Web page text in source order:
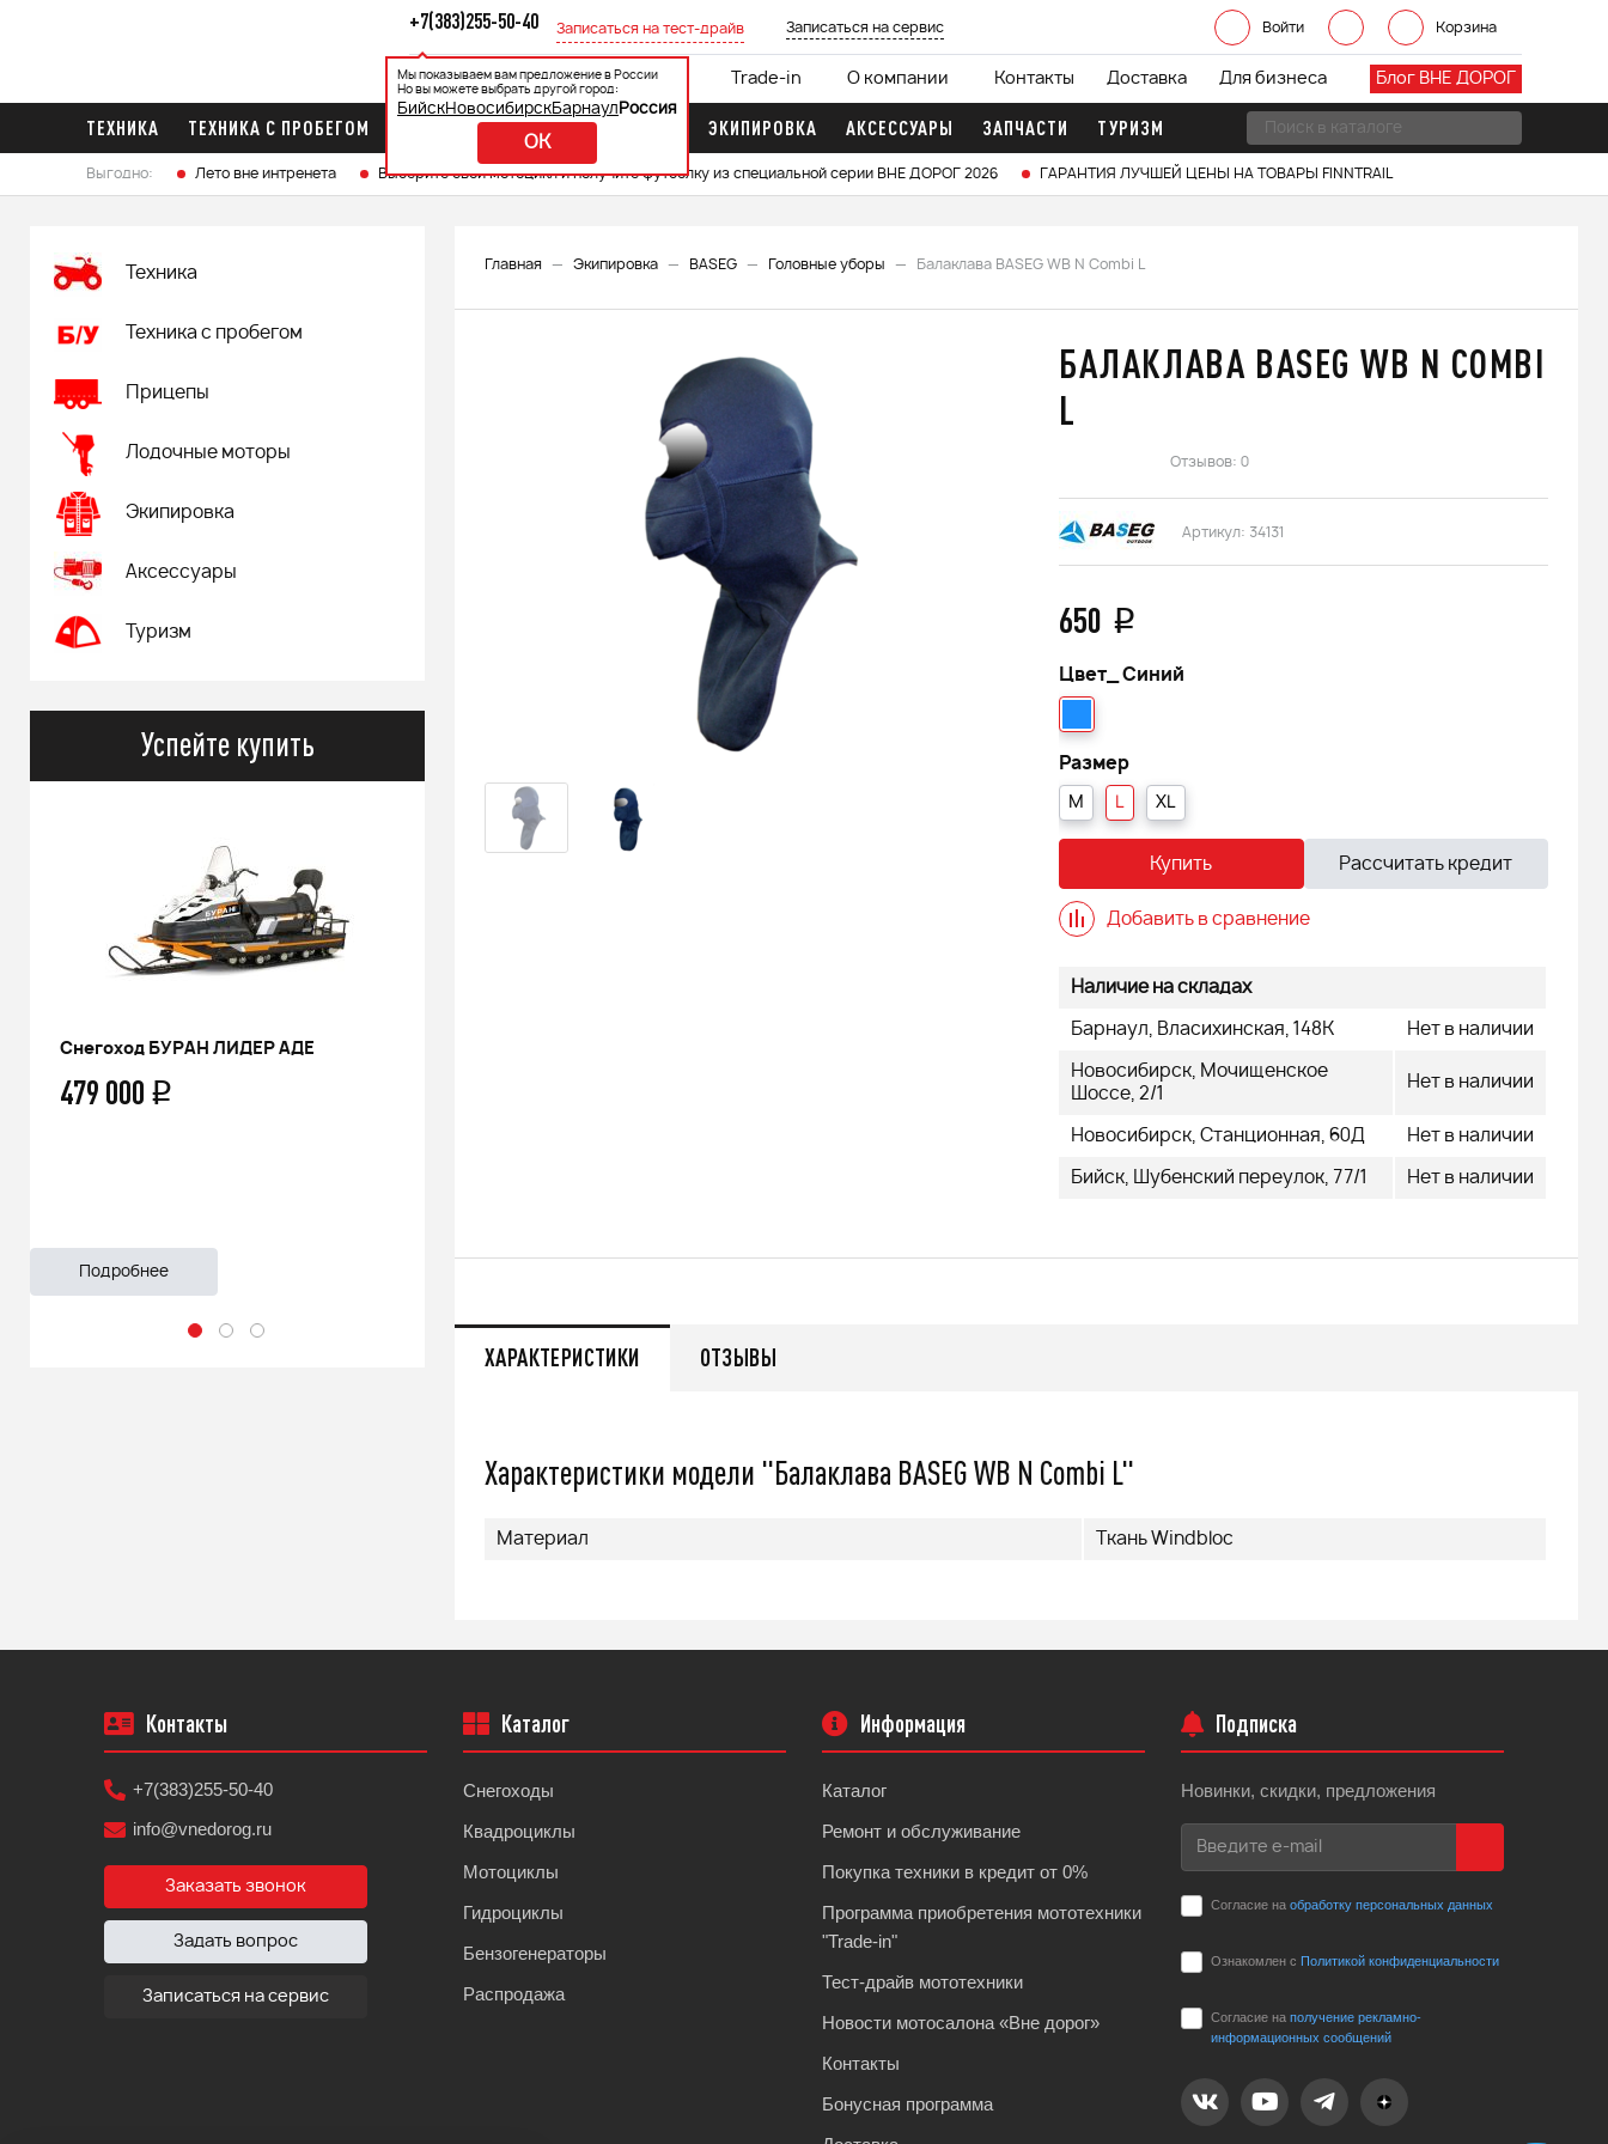
Войти Корзина
+7(383)255-50-40
Мы показываем вам предложение в России
Но вы можете выбрать другой город:
БийскНовосибирскБарнаул Россия
OK
Записаться на тест-драйв Записаться на сервис
Блог ВНЕ ДОРОГ
Каталог Акции Кредит 0% Trade-in О компании Контакты Доставка Для бизнеса
ТЕХНИКА ТЕХНИКА С ПРОБЕГОМ ЛОДОЧНЫЕ МОТОРЫ ЭКИПИРОВКА АКСЕССУАРЫ ЗАПЧАСТИ ТУРИЗМ
Выгодно: Лето вне интренета Выберите свой мотоцикл и получите футболку из специальной серии ВНЕ ДОРОГ 2026 ГАРАНТИЯ ЛУЧШЕЙ ЦЕНЫ НА ТОВАРЫ FINNTRAIL
Главная Экипировка BASEG Головные уборы Балаклава BASEG WB N Combi L
Техника
Техника с пробегом
Прицепы
Лодочные моторы
Экипировка
Аксессуары
Туризм
Успейте купить
Снегоход БУРАН ЛИДЕР АДЕ
479 000 q
Подробнее
479 000
БАЛАКЛАВА BASEG WB N COMBI
L
Отзывов: 0
Артикул: 34131
650 q
Цвет_ Синий
Размер
M L XL
Купить Рассчитать кредит
Добавить в сравнение
Наличие на складах
Барнаул, Власихинская, 148К Нет в наличии
Новосибирск, Мочищенское
Шоссе, 2/1
Нет в наличии
Новосибирск, Станционная, 60Д Нет в наличии
Бийск, Шубенский переулок, 77/1 Нет в наличии
ХАРАКТЕРИСТИКИ ОТЗЫВЫ
Характеристики модели "Балаклава BASEG WB N Combi L"
Материал Ткань Windbloc
Контакты
+7(383)255-50-40
info@vnedorog.ru
Заказать звонок
Задать вопрос
Записаться на сервис
Каталог
Снегоходы
Квадроциклы
Мотоциклы
Гидроциклы
Бензогенераторы
Распродажа
Информация
Каталог
Ремонт и обслуживание
Покупка техники в кредит от 0%
Программа приобретения мототехники
"Trade-in"
Тест-драйв мототехники
Новости мотосалона «Вне дорог»
Контакты
Бонусная программа
Подписка
Новинки, скидки, предложения
Согласие на обработку персональных данных
Ознакомлен с Политикой конфиденциальности
Согласие на получение рекламно-
информационных сообщений